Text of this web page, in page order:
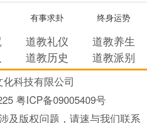
有事求卦 终身运势
道教礼仪
道教养生
道教历史 道教派别
化科技有限公司
粤ICP备09005409号
及版权问题，请速与我们联系